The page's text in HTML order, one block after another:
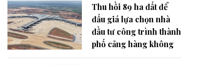
Thu hồi 89 ha đất để
đấu giá lựa chọn nhà
đầu tư công trình thành
phố cảng hàng không